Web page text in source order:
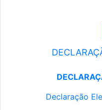
Declaração